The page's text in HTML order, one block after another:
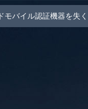
モバイル認証機器を失